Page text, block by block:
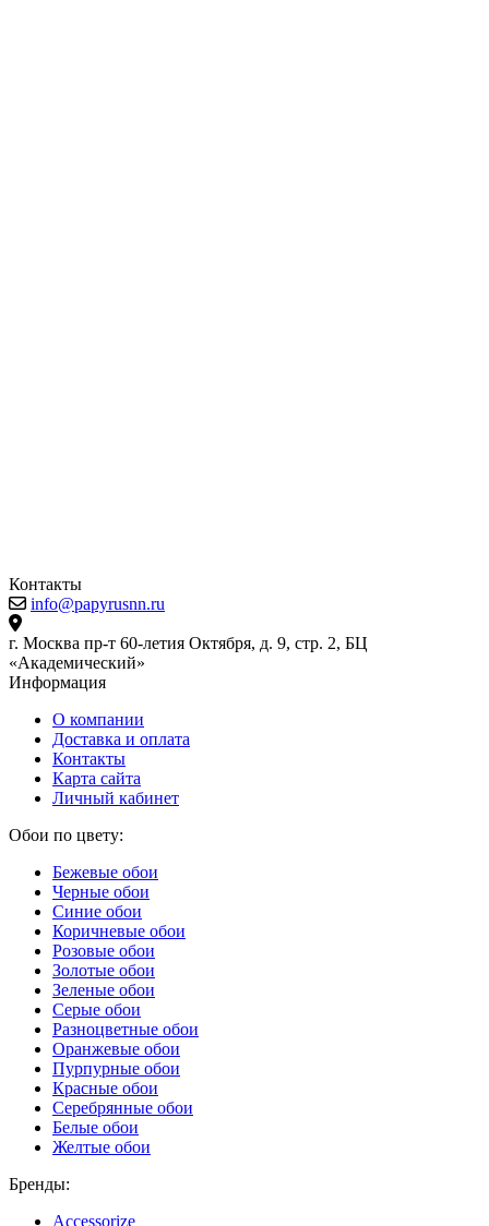
Контакты
info@papyrusnn.ru
г. Москва пр-т 60-летия Октября, д. 9, стр. 2, БЦ
«Академический»
Информация
О компании
Доставка и оплата
Контакты
Карта сайта
Личный кабинет
Обои по цвету:
Бежевые обои
Черные обои
Синие обои
Коричневые обои
Розовые обои
Золотые обои
Зеленые обои
Серые обои
Разноцветные обои
Оранжевые обои
Пурпурные обои
Красные обои
Серебрянные обои
Белые обои
Желтые обои
Бренды:
Accessorize